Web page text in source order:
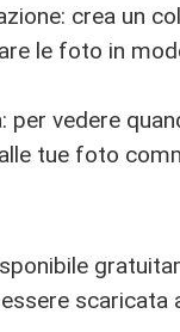
crea un
le foto in
per vedere
tue foto
scaricata